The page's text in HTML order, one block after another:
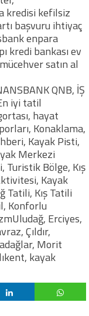
kredisi kefilsiz
başvuru ihtiyaç
enpara
kredi bankası ev
satın al
QNB, İŞ
iyi tatil
hayat
Konaklama,
Kayak Pisti,
Merkezi
Turistik Bölge, Kış
Kayak
Tatili, Kış Tatili
Konforlu
Erciyes,
Çıldır,
Morit
kayak